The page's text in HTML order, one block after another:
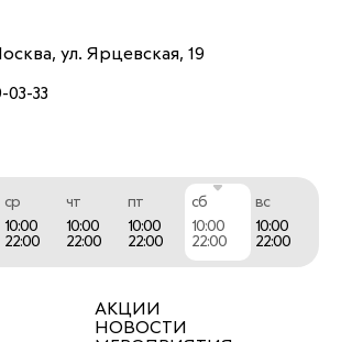
ул. Ярцевская, 19
03-33
ср
10:00
22:00
чт
10:00
22:00
пт
10:00
22:00
сб
10:00
22:00
вс
10:00
22:00
АКЦИИ
НОВОСТИ